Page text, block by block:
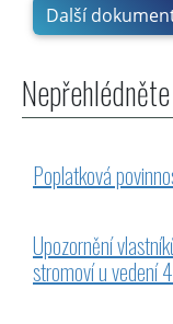
Další
Nepřehlédněte
Poplatková
Upozornění
stromoví u vedení